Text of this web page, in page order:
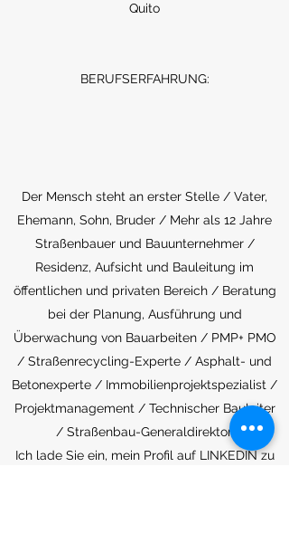
Quito
BERUFSERFAHRUNG:
Der Mensch steht an erster Stelle / Vater,
Ehemann, Sohn, Bruder / Mehr als 12 Jahre
Straßenbauer und Bauunternehmer /
Residenz, Aufsicht und Bauleitung im
öffentlichen und privaten Bereich / Beratung
bei der Planung, Ausführung und
Überwachung von Bauarbeiten / PMP+ PMO
/ Straßenrecycling-Experte / Asphalt- und
Betonexperte / Immobilienprojektspezialist /
Projektmanagement / Technischer Bauleiter
/ Straßenbau-Generaldirektor.
Ich lade Sie ein, mein Profil auf LINKEDIN zu